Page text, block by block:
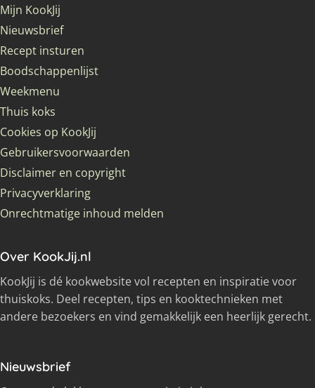
Mijn KookJij
Nieuwsbrief
Recept insturen
Boodschappenlijst
Weekmenu
Thuis koks
Cookies op KookJij
Gebruikersvoorwaarden
Disclaimer en copyright
Privacyverklaring
Onrechtmatige inhoud melden
Over KookJij.nl
KookJij is dé kookwebsite vol recepten en inspiratie voor
thuiskoks. Deel recepten, tips en kooktechnieken met
andere bezoekers en vind gemakkelijk een heerlijk gerecht.
Nieuwsbrief